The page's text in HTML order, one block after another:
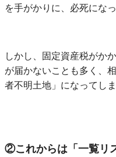
を手がかりに、必死にな
しかし、固定資産税がか
が届かないことも多く、
者不明土地」になってし
②これからは「一覧リ